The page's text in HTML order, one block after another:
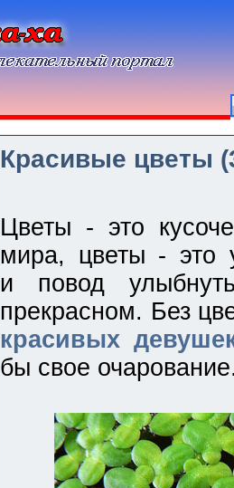
Красивые цветы
Цветы - это
мира, цветы - это
и повод
прекрасном. Без
красивых
бы свое